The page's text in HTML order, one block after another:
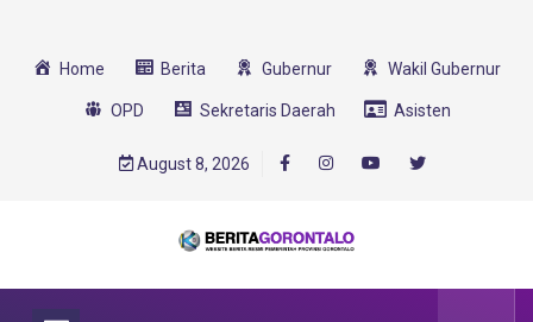
Home Berita Gubernur Wakil Gubernur
OPD Sekretaris Daerah Asisten
August 8, 2026